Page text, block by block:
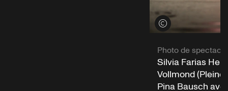
Voir les crédits
Photo de spectacle
Silvia Farias
Vollmond (Pleine
Pina Bausch